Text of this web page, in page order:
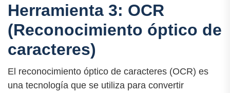
Herramienta 3: OCR
(Reconocimiento óptico de
caracteres)
El reconocimiento óptico de caracteres (OCR) es
una tecnología que se utiliza para convertir